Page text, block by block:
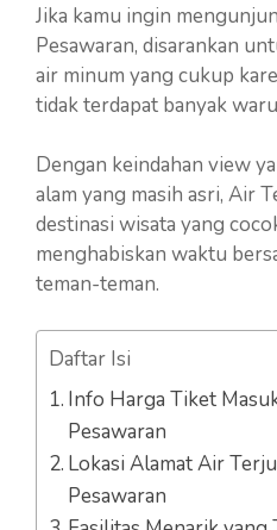
Jika kamu ingin
Pesawaran, disarankan
air minum yang cukup
tidak terdapat banyak
Dengan keindahan view
alam yang masih asri, Air
destinasi wisata yang
menghabiskan waktu
teman-teman.
Daftar Isi
Info Harga Tiket
Pesawaran
Lokasi Alamat Air
Pesawaran